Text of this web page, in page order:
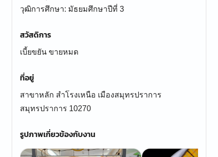
สวัสดิการ
เบี้ยขยัน ขายหมด
ที่อยู่
สาขาหลัก สำโรงเหนือ เมืองสมุทรปราการ
สมุทรปราการ 10270
รูปภาพเกี่ยวข้องกับงาน